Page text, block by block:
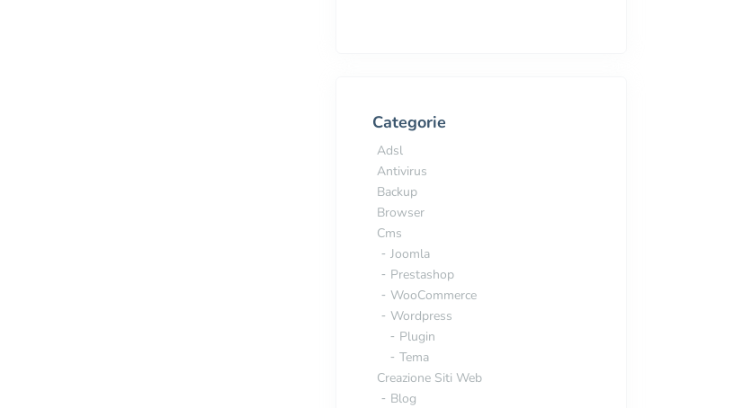
Categorie
Adsl
Antivirus
Backup
Browser
Cms
Joomla
Prestashop
WooCommerce
Wordpress
Plugin
Tema
Creazione Siti Web
Blog